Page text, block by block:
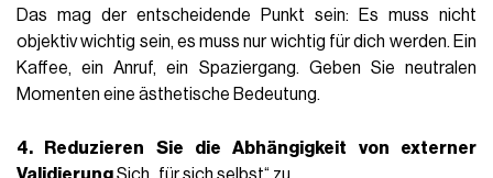
Das mag der entscheidende Punkt sein: Es muss nicht
objektiv wichtig sein, es muss nur wichtig für dich werden. Ein
Kaffee, ein Anruf, ein Spaziergang. Geben Sie neutralen
Momenten eine ästhetische Bedeutung.
4. Reduzieren Sie die Abhängigkeit von externer